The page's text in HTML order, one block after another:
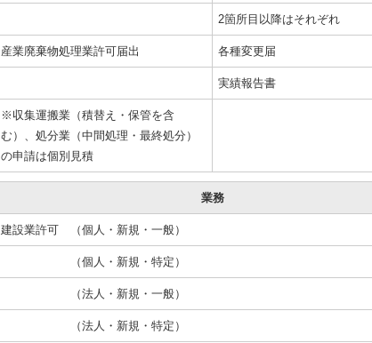
2箇所目以降はそれぞれ
産業廃棄物処理業許可届出 各種変更届
実績報告書
※収集運搬業（積替え・保管を含
む）、処分業（中間処理・最終処分）
の申請は個別見積
業務
建設業許可 （個人・新規・一般）
（個人・新規・特定）
（法人・新規・一般）
（法人・新規・特定）